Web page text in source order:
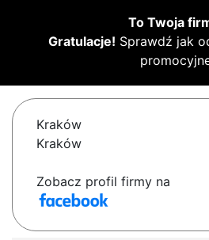
To Twoja
Gratulacje! Sprawdź jak
Kraków
Kraków
Zobacz profil firmy na